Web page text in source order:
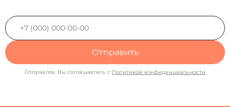
Отправить
Отправляя, Вы соглашаетесь с Политикой конфиденциальности